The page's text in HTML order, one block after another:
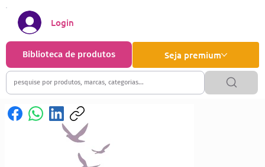
Seja premium
Biblioteca de produtos
Login